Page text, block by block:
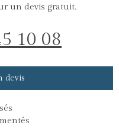
un devis gratuit.
10 08
devis